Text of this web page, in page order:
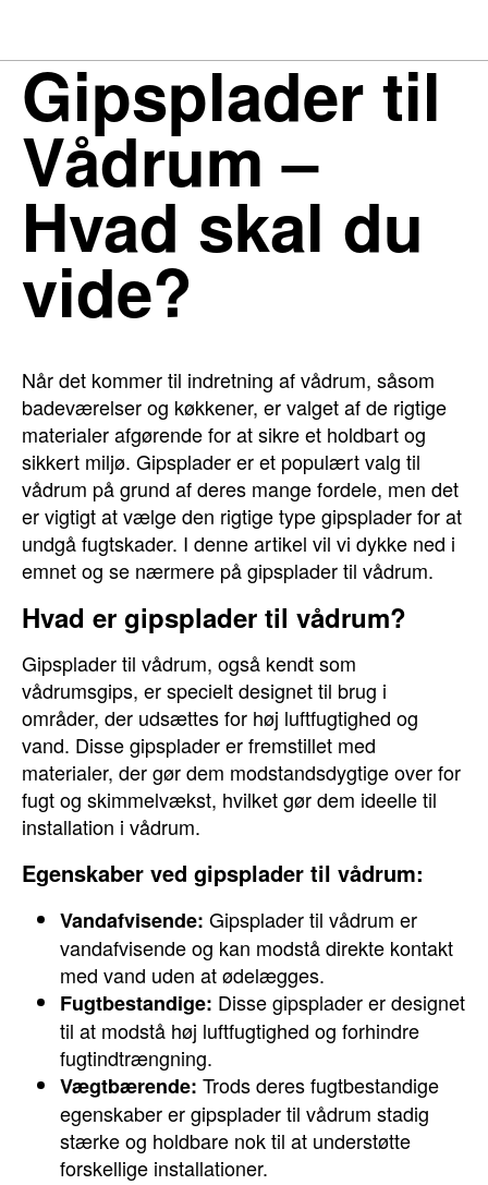
Gipsplader til
Vådrum –
Hvad skal du
vide?
Når det kommer til indretning af vådrum, såsom
badeværelser og køkkener, er valget af de rigtige
materialer afgørende for at sikre et holdbart og
sikkert miljø. Gipsplader er et populært valg til
vådrum på grund af deres mange fordele, men det
er vigtigt at vælge den rigtige type gipsplader for at
undgå fugtskader. I denne artikel vil vi dykke ned i
emnet og se nærmere på gipsplader til vådrum.
Hvad er gipsplader til vådrum?
Gipsplader til vådrum, også kendt som
vådrumsgips, er specielt designet til brug i
områder, der udsættes for høj luftfugtighed og
vand. Disse gipsplader er fremstillet med
materialer, der gør dem modstandsdygtige over for
fugt og skimmelvækst, hvilket gør dem ideelle til
installation i vådrum.
Egenskaber ved gipsplader til vådrum:
Vandafvisende: Gipsplader til vådrum er
vandafvisende og kan modstå direkte kontakt
med vand uden at ødelægges.
Fugtbestandige: Disse gipsplader er designet
til at modstå høj luftfugtighed og forhindre
fugtindtrængning.
Vægtbærende: Trods deres fugtbestandige
egenskaber er gipsplader til vådrum stadig
stærke og holdbare nok til at understøtte
forskellige installationer.